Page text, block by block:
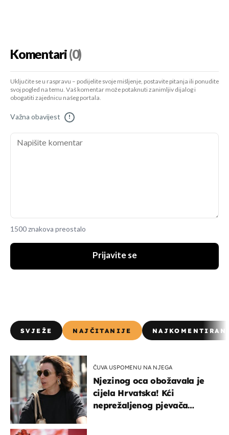
Komentari(0)
Uključite se u raspravu – podijelite svoje mišljenje, postavite pitanja ili ponudite
svoj pogled na temu. Vaš komentar može potaknuti zanimljiv dijalog i
obogatiti zajednicu našeg portala.
Važna obavijest !
1500 znakova preostalo
Prijavite se
SVJEŽE NAJČITANIJE
ČUVA USPOMENU NA NJEGA
Njezinog oca obožavala je
cijela Hrvatska! Kći
neprežaljenog pjevača